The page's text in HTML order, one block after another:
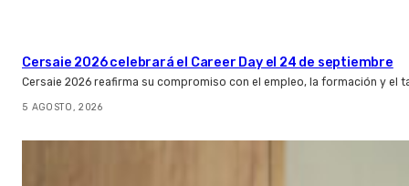
Cersaie 2026 celebrará el Career Day el 24 de septiembre
Cersaie 2026 reafirma su compromiso con el empleo, la formación y el
5 AGOSTO, 2026